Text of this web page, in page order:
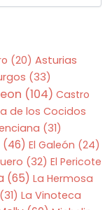
(20) Asturias
(33)
(104) Castro
de los Cocidos
(31)
(46) El Galeón (24)
(32) El Pericote
(65) La Hermosa
(31) La Vinoteca